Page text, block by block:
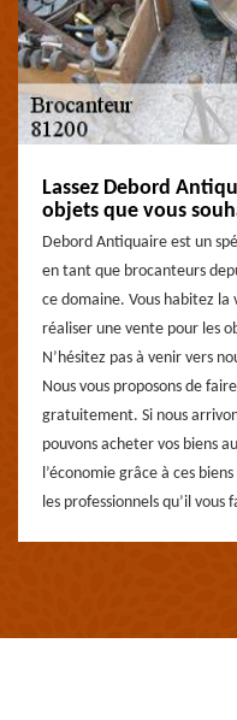
Lassez Debord
objets que vous
Debord Antiquaire est un
en tant que brocanteurs
ce domaine. Vous habitez la
réaliser une vente pour les
N’hésitez pas à venir vers
Nous vous proposons de
gratuitement. Si nous
pouvons acheter vos biens
l’économie grâce à ces
les professionnels qu’il vous